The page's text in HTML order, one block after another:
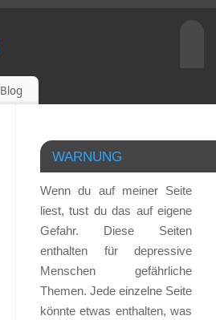
Blog
WARNUNG
Wenn du auf meiner Seite
liest, tust du das auf eigene
Gefahr. Diese Seiten
enthalten für depressive
Menschen gefährliche
Themen. Jede einzelne Seite
könnte etwas enthalten, was